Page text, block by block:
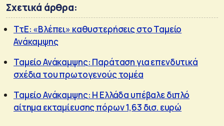
Σχετικά άρθρα:
ΤτΕ: «Βλέπει» καθυστερήσεις στο Ταμείο
Ανάκαμψης
Ταμείο Ανάκαμψης: Παράταση για επενδυτικά
σχέδια του πρωτογενούς τομέα
Ταμείο Ανάκαμψης: Η Ελλάδα υπέβαλε διπλό
αίτημα εκταμίευσης πόρων 1,63 δισ. ευρώ